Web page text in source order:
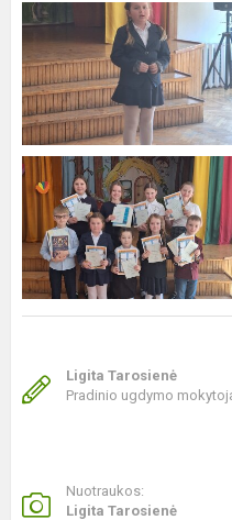
Ligita Tarosienė
Pradinio ugdymo
Nuotraukos:
Ligita Tarosienė